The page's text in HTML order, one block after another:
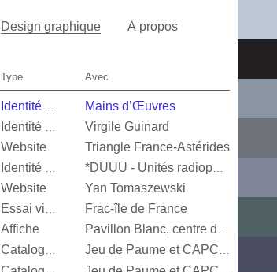
Design graphique À propos
Type Avec
Mains d’Œuvres
Virgile Guinard
Website
Triangle France-Astérides
Identité visuelle *DUUU - Unités radiophoniques mobiles
Website
Yan Tomaszewski
Essai visuel
Frac-île de France
Affiche Pavillon Blanc, centre d’art contemporain de la Ville de Colomiers
Catalogue d’exposition Jeu de Paume et CAPC Bordeaux